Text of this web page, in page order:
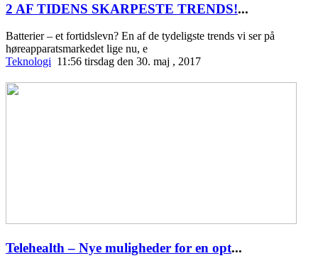
2 AF TIDENS SKARPESTE TRENDS!...
Batterier – et fortidslevn? En af de tydeligste trends vi ser på
høreapparatsmarkedet lige nu, e
Teknologi 11:56 tirsdag den 30. maj , 2017
Telehealth – Nye muligheder for en opt...